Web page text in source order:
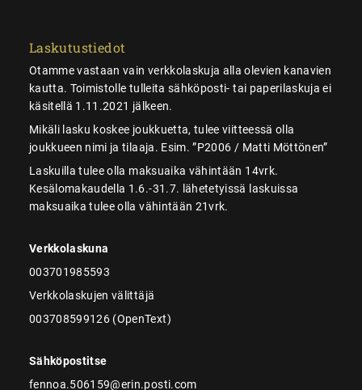
Laskutustiedot
Otamme vastaan vain verkkolaskuja alla olevien kanavien
kautta. Toimistolle tulleita sähköposti- tai paperilaskuja ei
käsitellä 1.11.2021 jälkeen.
Mikäli lasku koskee joukkuetta, tulee viitteessä olla
joukkueen nimi ja tilaaja. Esim. ”P2006 / Matti Möttönen”
Laskuilla tulee olla maksuaika vähintään 14vrk.
Kesälomakaudella 1.6.-31.7. lähetetyissä laskuissa
maksuaika tulee olla vähintään 21vrk.
Verkkolaskuna
003701985593
Verkkolaskujen välittäjä
003708599126 (OpenText)
Sähköpostitse
fennoa.506159@erin.posti.com